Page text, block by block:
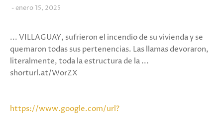
enero 15, 2025
... VILLAGUAY, sufrieron el incendio de su vivienda y se
quemaron todas sus pertenencias. Las llamas devoraron,
literalmente, toda la estructura de la ...
shorturl.at/WorZX
https://www.google.com/url?